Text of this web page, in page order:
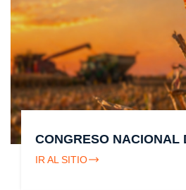
CONGRESO NACIONAL
IR AL SITIO